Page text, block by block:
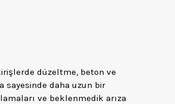
düzeltme, beton ve
sayesinde daha uzun bir
ve beklenmedik arıza